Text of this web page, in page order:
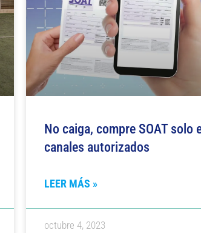
No caiga, compre SOAT solo
canales autorizados
LEER MÁS »
octubre 4, 2023